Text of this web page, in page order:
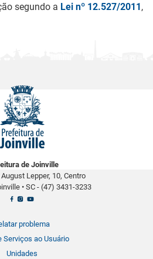
segundo a Lei nº 12.527/2011,
de Joinville
Lepper, 10, Centro
• SC - (47) 3431-3233
problema
Serviços ao Usuário
Unidades